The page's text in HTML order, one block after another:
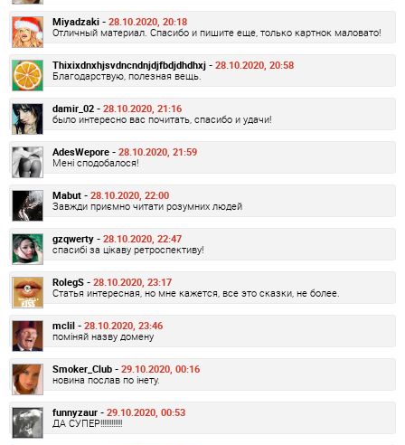
Miyadzaki - 28.10.2020, 20:18
Отличный материал. Спасибо и пишите еще, только картнок маловато!
Thixixdnxhjsvdncndnjdjfbdjdhdhxj - 28.10.2020, 20:58
Благодарствую, полезная вещь.
damir_02 - 28.10.2020, 21:16
было интересно вас почитать, спасибо и удачи!
AdesWepore - 28.10.2020, 21:59
Мені сподобалося!
Mabut - 28.10.2020, 22:00
Завжди приємно читати розумних людей
gzqwerty - 28.10.2020, 22:47
спасибі за цікаву ретроспективу!
RolegS - 28.10.2020, 23:17
Статья интересная, но мне кажется, все это сказки, не более.
mclil - 28.10.2020, 23:46
поміняй назву домену
Smoker_Club - 29.10.2020, 00:16
новина послав по інету.
funnyzaur - 29.10.2020, 00:53
ДА СУПЕР!!!!!!!!!!!!